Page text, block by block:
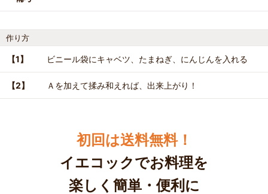
作り方
【1】 ビニール袋にキャベツ、たまねぎ、にんじんを入れる
【2】 Ａを加えて揉み和えれば、出来上がり！
初回は送料無料！
イエコックでお料理を
楽しく簡単・便利に